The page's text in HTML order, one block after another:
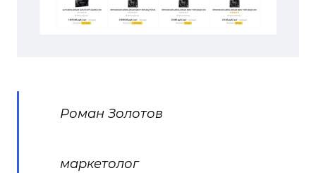
Роман Золотов
маркетолог